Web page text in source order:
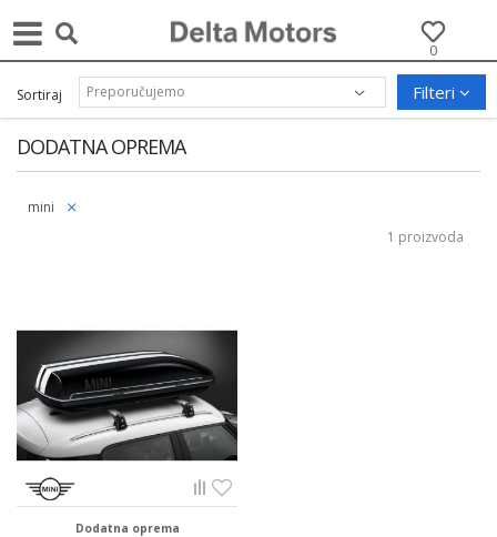
0
DODATNA OPREMA
Sortiraj Filteri
mini
1 proizvoda
Dodatna oprema